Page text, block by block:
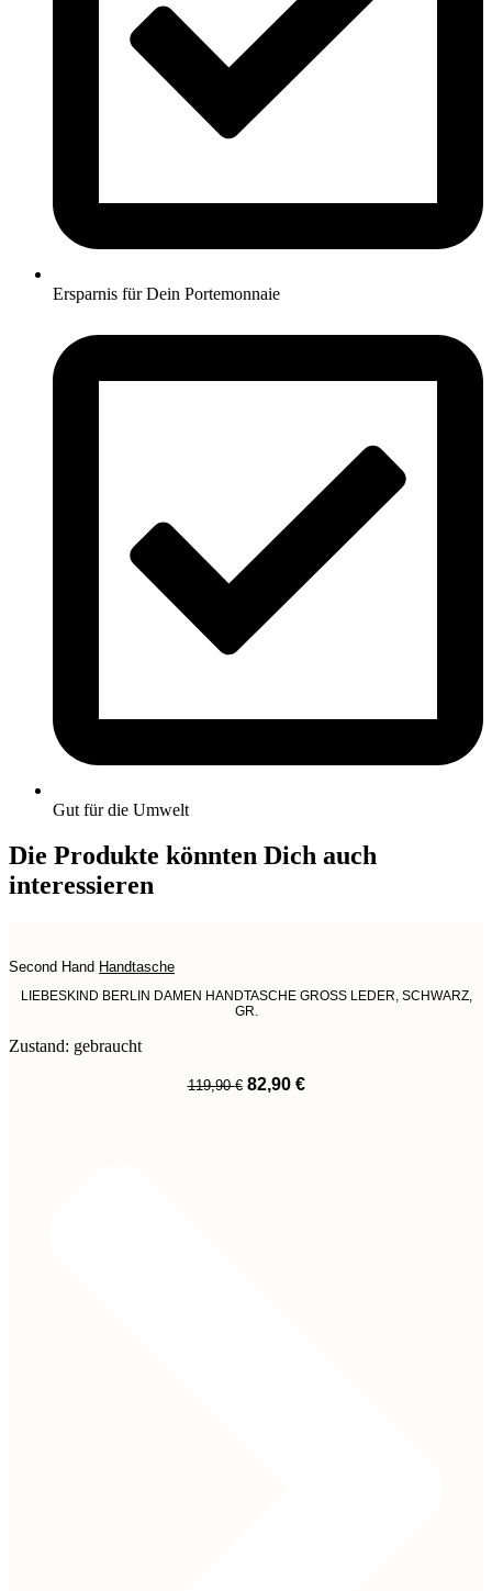
Ersparnis für Dein Portemonnaie
Gut für die Umwelt
Die Produkte könnten Dich auch
interessieren
Second Hand Handtasche
LIEBESKIND BERLIN DAMEN HANDTASCHE GROSS LEDER, SCHWARZ,
GR.
Zustand: gebraucht
119,90€ Ursprünglicher
Preis
82,90 €Aktueller